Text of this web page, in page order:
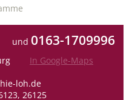
und 0163-1709996
In Google-Maps
loh.de
26125